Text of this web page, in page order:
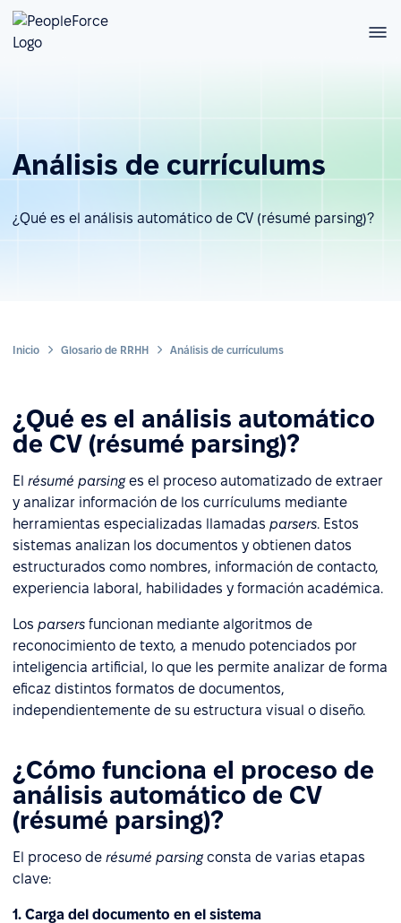
Análisis de currículums
¿Qué es el análisis automático de CV (résumé parsing)?
Inicio Glosario de RRHH Análisis de currículums
¿Qué es el análisis automático
de CV (résumé parsing)?
El résumé parsinges el proceso automatizado de extraer
y analizar información de los currículums mediante
herramientas especializadas llamadas parsers. Estos
sistemas analizan los documentos y obtienen datos
estructurados como nombres, información de contacto,
experiencia laboral, habilidades y formación académica.
Los parsers funcionan mediante algoritmos de
reconocimiento de texto, a menudo potenciados por
inteligencia artificial, lo que les permite analizar de forma
eficaz distintos formatos de documentos,
independientemente de su estructura visual o diseño.
¿Cómo funciona el proceso de
análisis automático de CV
(résumé parsing)?
El proceso de résumé parsingconsta de varias etapas
clave:
1. Carga del documento en el sistema